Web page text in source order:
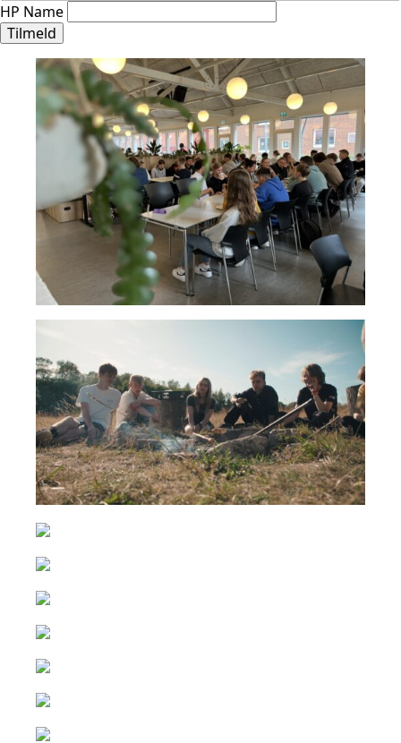
HP Name
Tilmeld